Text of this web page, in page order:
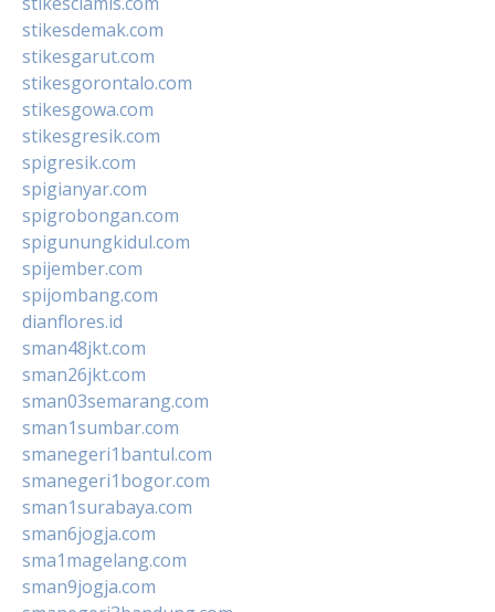
stikesdemak.com
stikesgarut.com
stikesgorontalo.com
stikesgowa.com
stikesgresik.com
spigresik.com
spigianyar.com
spigrobongan.com
spigunungkidul.com
spijember.com
spijombang.com
dianflores.id
sman48jkt.com
sman26jkt.com
sman03semarang.com
sman1sumbar.com
smanegeri1bantul.com
smanegeri1bogor.com
sman1surabaya.com
sman6jogja.com
sma1magelang.com
sman9jogja.com